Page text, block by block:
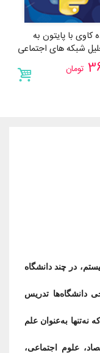
کاوی با پایتون به
شبکه های اجتماعی
تومان
در چند دانشگاه
دانشگاه‌ها تدریس
به‌عنوان علم
علوم اجتماعی،